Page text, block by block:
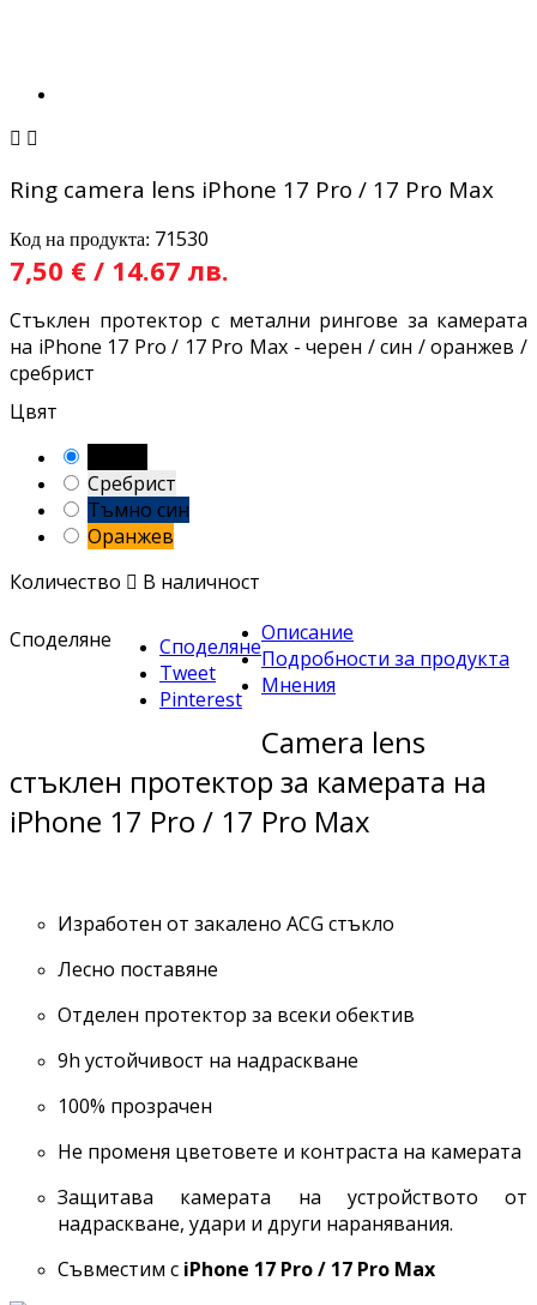
 
Ring camera lens iPhone 17 Pro / 17 Pro Max
Код на продукта: 71530
7,50 € / 14.67 лв.
Стъклен протектор с метални рингове за камерата
на iPhone 17 Pro / 17 Pro Max - черен / син / оранжев /
сребрист
Цвят
Сребрист
Тъмно син
Оранжев
Количество  В наличност
Споделяне
Споделяне
Tweet
Pinterest
Описание
Подробности за продукта
Мнения
Camera lens
стъклен протектор за камерата на
iPhone 17 Pro / 17 Pro Max
Изработен от закалено ACG стъкло
Лесно поставяне
Отделен протектор за всеки обектив
9h устойчивост на надраскване
100% прозрачен
Не променя цветовете и контраста на камерата
Защитава камерата на устройството от
надраскване, удари и други наранявания.
Съвместим с iPhone 17 Pro / 17 Pro Max